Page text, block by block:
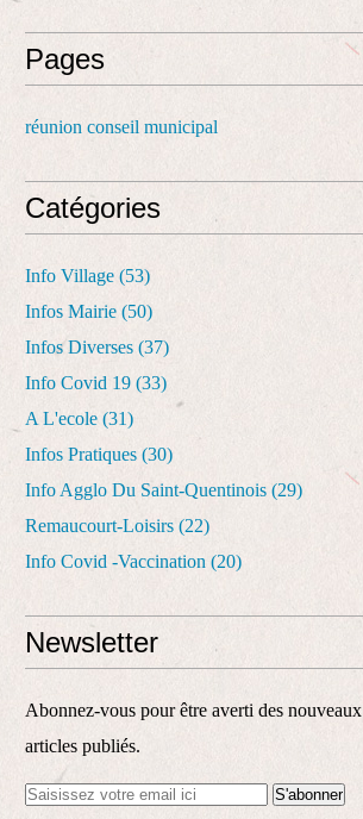
Pages
réunion conseil municipal
Catégories
Info Village (53)
Infos Mairie (50)
Infos Diverses (37)
Info Covid 19 (33)
A L'ecole (31)
Infos Pratiques (30)
Info Agglo Du Saint-Quentinois (29)
Remaucourt-Loisirs (22)
Info Covid -vaccination (20)
Newsletter
Abonnez-vous pour être averti des nouveaux
articles publiés.